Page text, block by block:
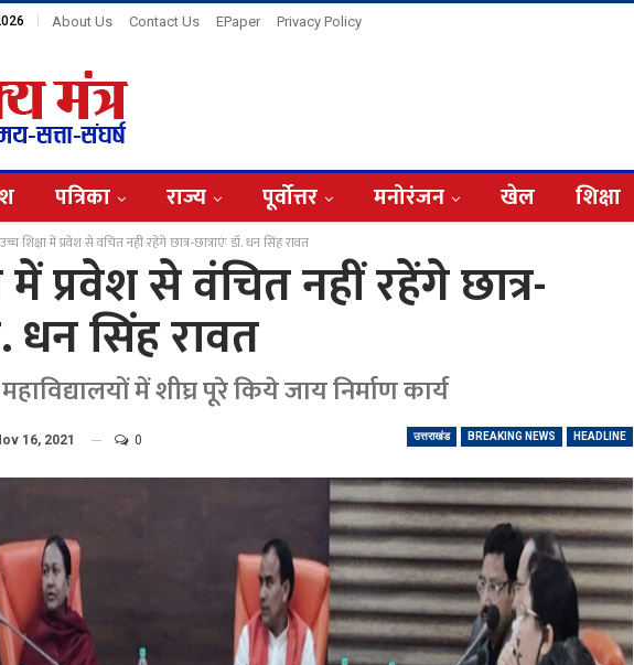
About Us Contact Us EPaper Privacy Policy
पत्रिका राज्य पूर्वोत्तर मनोरंजन खेल शिक्षा
उच्च शिक्षा में प्रवेश से वंचित नहीं रहेंगे छात्र-छात्राएंः डॉ. धन सिंह रावत
में प्रवेश से वंचित नहीं रहेंगे छात्र-
धन सिंह रावत
में शीघ्र पूरे किये जाय निर्माण कार्य
उत्तराखंड BREAKING NEWS HEADLINE
16, 2021 0